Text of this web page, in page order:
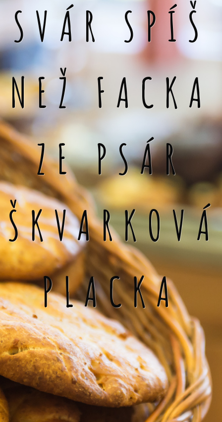
SVÁR SPÍŠ
NEŽ FACKA
ZE PSÁR
ŠKVARKOVÁ
PLACKA